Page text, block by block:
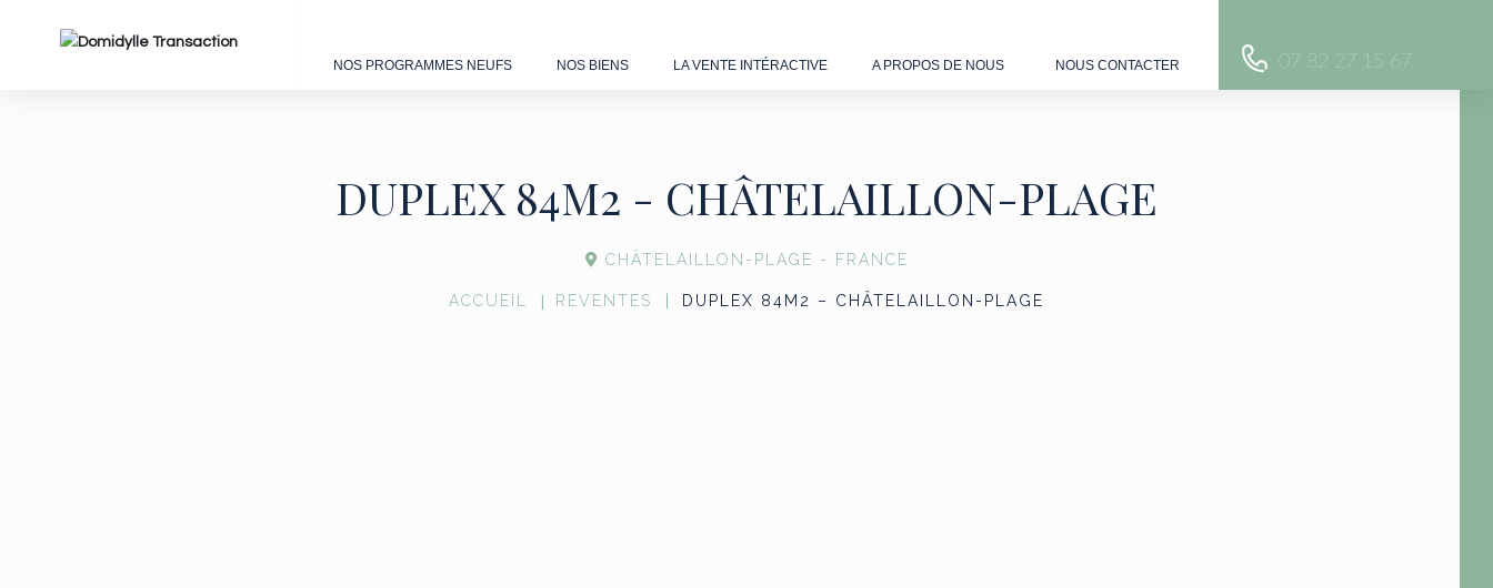
07 82 27 15 67
NOS PROGRAMMES NEUFS NOS BIENS LA VENTE INTÉRACTIVE A PROPOS DE NOUS NOUS CONTACTER
DUPLEX 84M2 - CHÂTELAILLON-PLAGE
CHÂTELAILLON-PLAGE - FRANCE
ACCUEIL REVENTES DUPLEX 84M2 – CHÂTELAILLON-PLAGE